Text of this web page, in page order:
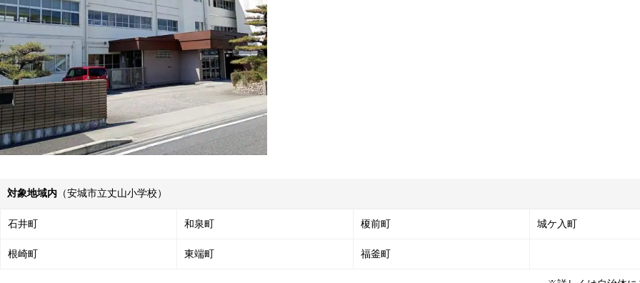
対象地域内 （安城市立丈山小学校）
石井町 和泉町 榎前町 城ケ入町
根崎町 東端町 福釜町